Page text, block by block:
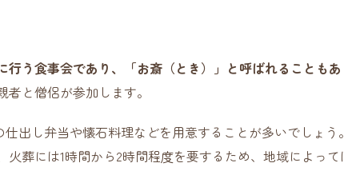
う食事会であり、「お斎（とき）」と呼ばれることもあ
者と僧侶が参加します。
仕出し弁当や懐石料理などを用意することが多いでしょう
火葬には1時間から2時間程度を要するため、地域によっ